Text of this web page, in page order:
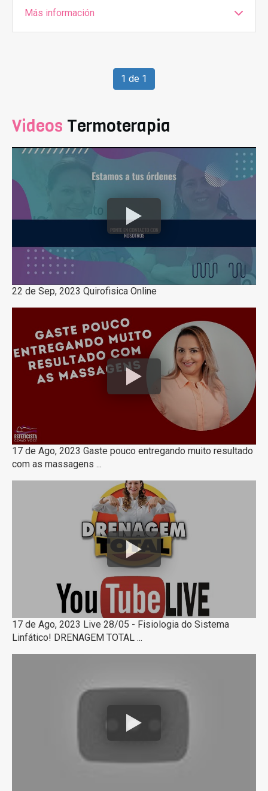
Más información
1 de 1
Videos Termoterapia
22 de Sep, 2023 Quirofisica Online
17 de Ago, 2023 Gaste pouco entregando muito resultado
com as massagens ...
17 de Ago, 2023 Live 28/05 - Fisiologia do Sistema
Linfático! DRENAGEM TOTAL ...